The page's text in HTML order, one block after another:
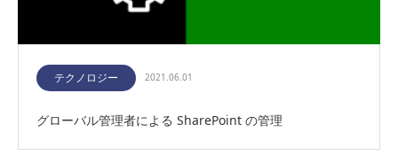
テクノロジー 2021.06.01
グローバル管理者による SharePoint の管理